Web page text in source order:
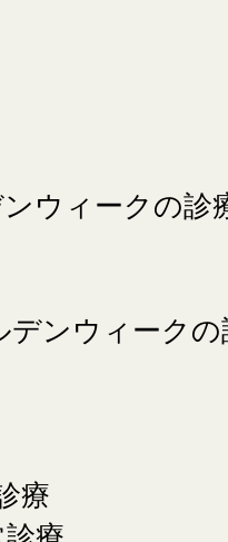
ウィークの診
ンウィークの
療